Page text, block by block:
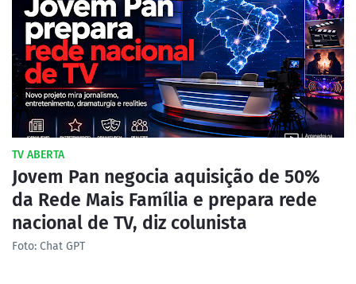
TV ABERTA
Jovem Pan negocia aquisição de 50%
da Rede Mais Família e prepara rede
nacional de TV, diz colunista
Foto: Chat GPT